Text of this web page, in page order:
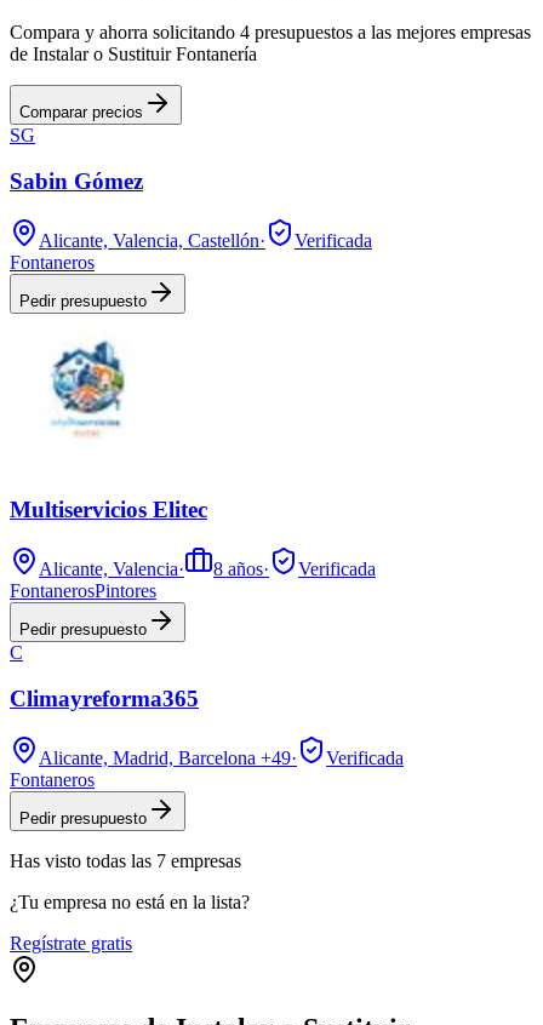
Compara y ahorra solicitando 4 presupuestos a las mejores empresas
de Instalar o Sustituir Fontanería
Comparar precios
SG
Sabin Gómez
Alicante, Valencia, Castellón·
Verificada
Fontaneros
Pedir presupuesto
Multiservicios Elitec
Alicante, Valencia· 8 años·
Verificada
FontanerosPintores
Pedir presupuesto
C
Climayreforma365
Alicante, Madrid, Barcelona +49·
Verificada
Fontaneros
Pedir presupuesto
Has visto todas las 7 empresas
¿Tu empresa no está en la lista?
Regístrate gratis